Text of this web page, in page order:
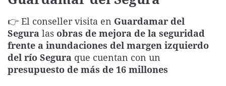
Gente viajera
Como el perro y el
Retornados
Equipo de
Operación Viuda
Galicia
La Rioja
Navarra
Televisión
Elecciones
👉 El conseller visita en Guardamar del
Segura las obras de mejora de la seguridad
frente a inundaciones del margen izquierdo
del río Segura que cuentan con un
presupuesto de más de 16 millones